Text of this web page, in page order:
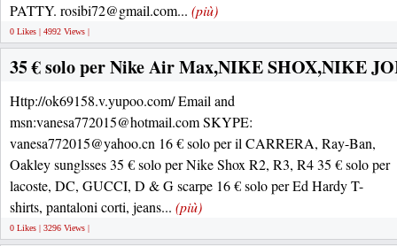
PATTY. rosibi72@gmail.com... (più)
0 Likes | 4992 Views |
35 € solo per Nike Air Max,NIKE SHOX,NIKE
Http://ok69158.v.yupoo.com/ Email and
msn:vanesa772015@hotmail.com SKYPE:
vanesa772015@yahoo.cn 16 € solo per il CARRERA, Ray-Ban,
Oakley sunglsses 35 € solo per Nike Shox R2, R3, R4 35 € solo per
lacoste, DC, GUCCI, D & G scarpe 16 € solo per Ed Hardy T-
shirts, pantaloni corti, jeans... (più)
0 Likes | 3296 Views |